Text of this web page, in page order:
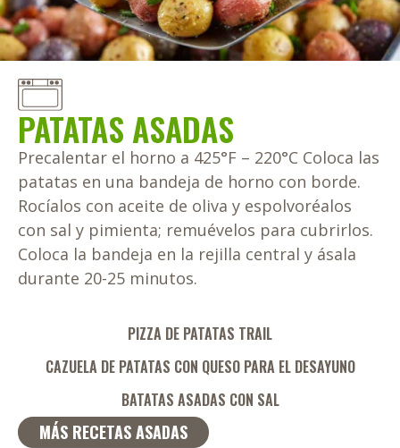
PATATAS ASADAS
Precalentar el horno a 425°F – 220°C Coloca las
patatas en una bandeja de horno con borde.
Rocíalos con aceite de oliva y espolvoréalos
con sal y pimienta; remuévelos para cubrirlos.
Coloca la bandeja en la rejilla central y ásala
durante 20-25 minutos.
PIZZA DE PATATAS TRAIL
CAZUELA DE PATATAS CON QUESO PARA EL DESAYUNO
BATATAS ASADAS CON SAL
MÁS RECETAS ASADAS